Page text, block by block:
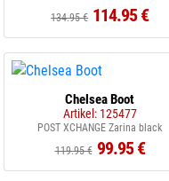
134.95 € 114.95 €
Chelsea Boot
Artikel: 125477
POST XCHANGE Zarina black
119.95 € 99.95 €